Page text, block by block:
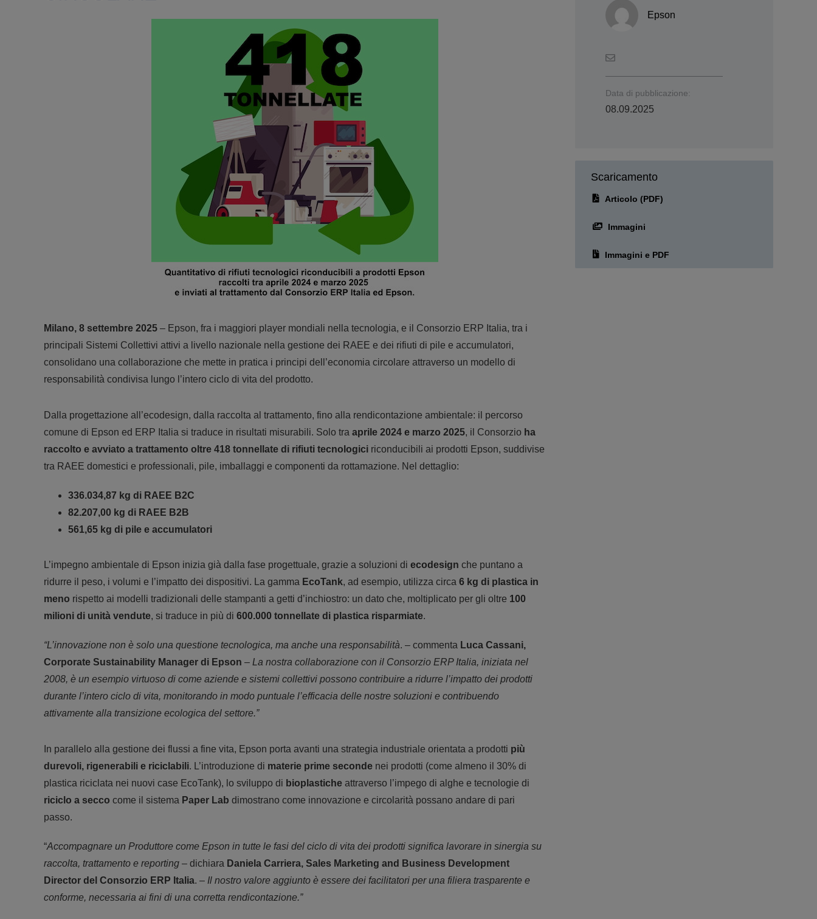
Milano, 8 settembre 2025– Epson, fra i maggiori player mondiali nella tecnologia, e il Consorzio ERP Italia, tra i
principali Sistemi Collettivi attivi a livello nazionale nella gestione dei RAEE e dei rifiuti di pile e accumulatori,
consolidano una collaborazione che mette in pratica i principi dell’economia circolare attraverso un modello di
responsabilità condivisa lungo l’intero ciclo di vita del prodotto.
Dalla progettazione all’ecodesign, dalla raccolta al trattamento, fino alla rendicontazione ambientale: il percorso
comune di Epson ed ERP Italia si traduce in risultati misurabili. Solo tra aprile 2024 e marzo 2025, il Consorzio ha
raccolto e avviato a trattamento oltre 418 tonnellate di rifiuti tecnologiciriconducibili ai prodotti Epson, suddivise
tra RAEE domestici e professionali, pile, imballaggi e componenti da rottamazione. Nel dettaglio:
336.034,87 kg di RAEE B2C
82.207,00 kg di RAEE B2B
561,65 kg di pile e accumulatori
L’impegno ambientale di Epson inizia già dalla fase progettuale, grazie a soluzioni di ecodesign che puntano a
ridurre il peso, i volumi e l’impatto dei dispositivi. La gamma EcoTank, ad esempio, utilizza circa 6 kg di plastica in
meno rispetto ai modelli tradizionali delle stampanti a getti d’inchiostro: un dato che, moltiplicato per gli oltre 100
milioni di unità vendute, si traduce in più di 600.000 tonnellate di plastica risparmiate.
“L’innovazione non è solo una questione tecnologica, ma anche una responsabilità. – commenta Luca Cassani,
Corporate Sustainability Manager di Epson – La nostra collaborazione con il Consorzio ERP Italia, iniziata nel
2008, è un esempio virtuoso di come aziende e sistemi collettivi possono contribuire a ridurre l’impatto dei prodotti
durante l’intero ciclo di vita, monitorando in modo puntuale l’efficacia delle nostre soluzioni e contribuendo
attivamente alla transizione ecologica del settore.”
In parallelo alla gestione dei flussi a fine vita, Epson porta avanti una strategia industriale orientata a prodotti più
durevoli, rigenerabili e riciclabili. L’introduzione di materie prime secondenei prodotti (come almeno il 30% di
plastica riciclata nei nuovi case EcoTank), lo sviluppo di bioplasticheattraverso l’impego di alghe e tecnologie di
riciclo a secco come il sistema Paper Lab dimostrano come innovazione e circolarità possano andare di pari
passo.
“Accompagnare un Produttore come Epson in tutte le fasi del ciclo di vita dei prodotti significa lavorare in sinergia su
raccolta, trattamento e reporting– dichiara Daniela Carriera, Sales Marketing and Business Development
Director del Consorzio ERP Italia. – Il nostro valore aggiunto è essere dei facilitatori per una filiera trasparente e
conforme, necessaria ai fini di una corretta rendicontazione.”
Epson
Data di pubblicazione:
08.09.2025
Scaricamento
Articolo (PDF)
Immagini
Immagini e PDF